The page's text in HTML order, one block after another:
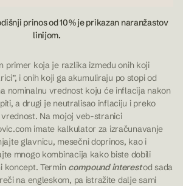
prinos od 10% je prikazan naranžastov
linijom.
primer koja je razlika između onih koji
i onih koji ga akumuliraju po stopi od
nominalnu vrednost koju će inflacija nakon
a drugi je neutralisao inflaciju i preko
Na mojoj veb-stranici
imate kalkulator za izračunavanje
glavnicu, mesečni doprinos, kao i
mnogo kombinacija kako biste dobili
koncept. Termin compound interestod sada
na engleskom, pa istražite dalje sami